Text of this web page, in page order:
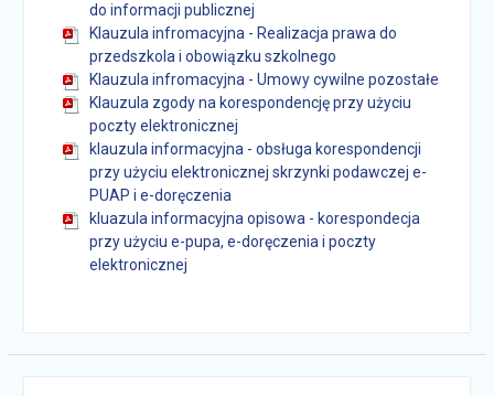
do informacji publicznej
Klauzula infromacyjna - Realizacja prawa do
przedszkola i obowiązku szkolnego
Klauzula infromacyjna - Umowy cywilne pozostałe
Klauzula zgody na korespondencję przy użyciu
poczty elektronicznej
klauzula informacyjna - obsługa korespondencji
przy użyciu elektronicznej skrzynki podawczej e-
PUAP i e-doręczenia
kluazula informacyjna opisowa - korespondecja
przy użyciu e-pupa, e-doręczenia i poczty
elektronicznej